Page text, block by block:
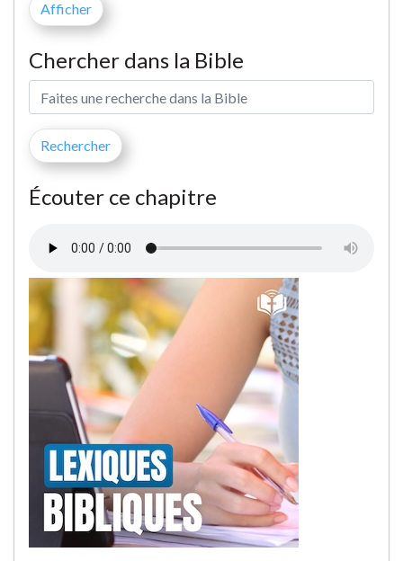
Chercher dans la Bible
Écouter ce chapitre